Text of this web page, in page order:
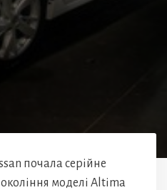
почала серійне
моделі Altima